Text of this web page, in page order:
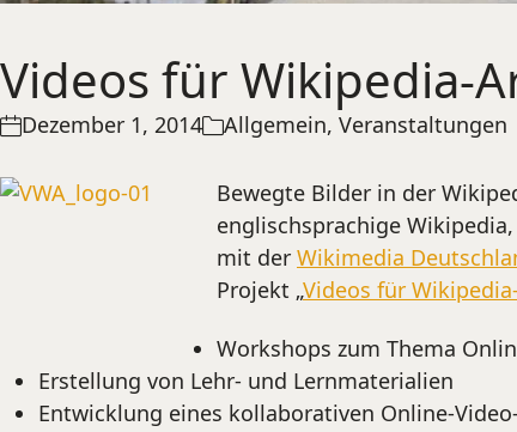
Videos für Wikipedia-
Dezember 1, 2014 Allgemein, Veranstaltungen
Bewegte Bilder in der
englischsprachige
mit der Wikimedia
Projekt „Videos für
Workshops zum Thema
Erstellung von Lehr- und Lernmaterialien
Entwicklung eines kollaborativen Online-